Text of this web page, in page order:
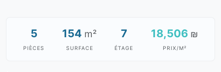
5
PIÈCES
154 m²
SURFACE
7
ÉTAGE
18,506 ₪
PRIX/M²